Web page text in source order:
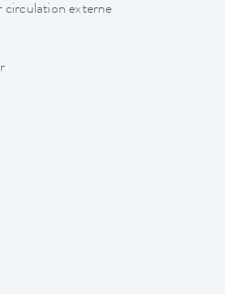
circulation externe